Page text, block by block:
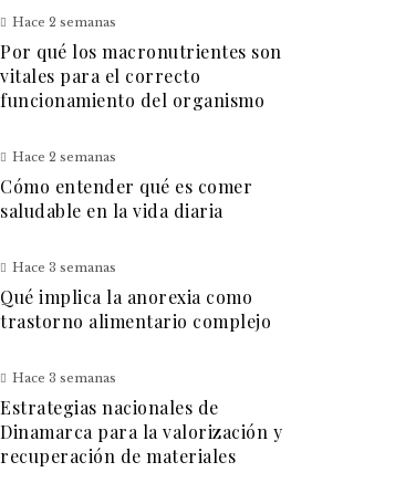
Hace 2 semanas
Por qué los macronutrientes son
vitales para el correcto
funcionamiento del organismo
Hace 2 semanas
Cómo entender qué es comer
saludable en la vida diaria
Hace 3 semanas
Qué implica la anorexia como
trastorno alimentario complejo
Hace 3 semanas
Estrategias nacionales de
Dinamarca para la valorización y
recuperación de materiales